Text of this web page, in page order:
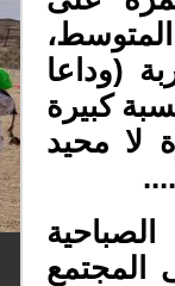
(وداعا
كبيرة
لا محيد